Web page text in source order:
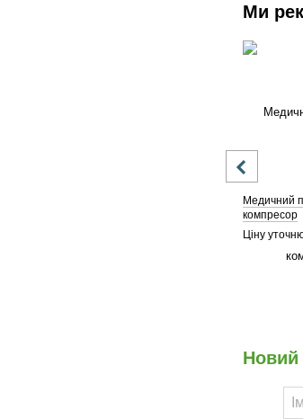
Ми
Медичний
компресор
Ціну
Новий